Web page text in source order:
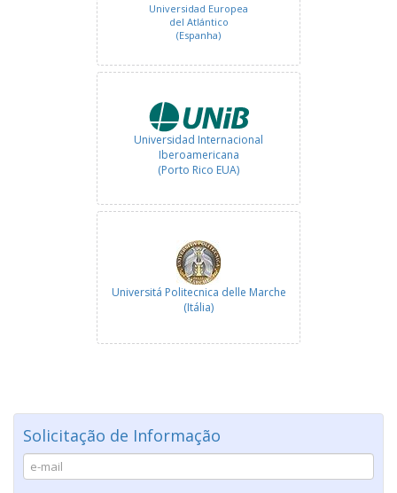
Universidad Europea
del Atlántico
(Espanha)
Universidad Internacional
Iberoamericana
(Porto Rico EUA)
Universitá Politecnica delle Marche
(Itália)
Solicitação de Informação